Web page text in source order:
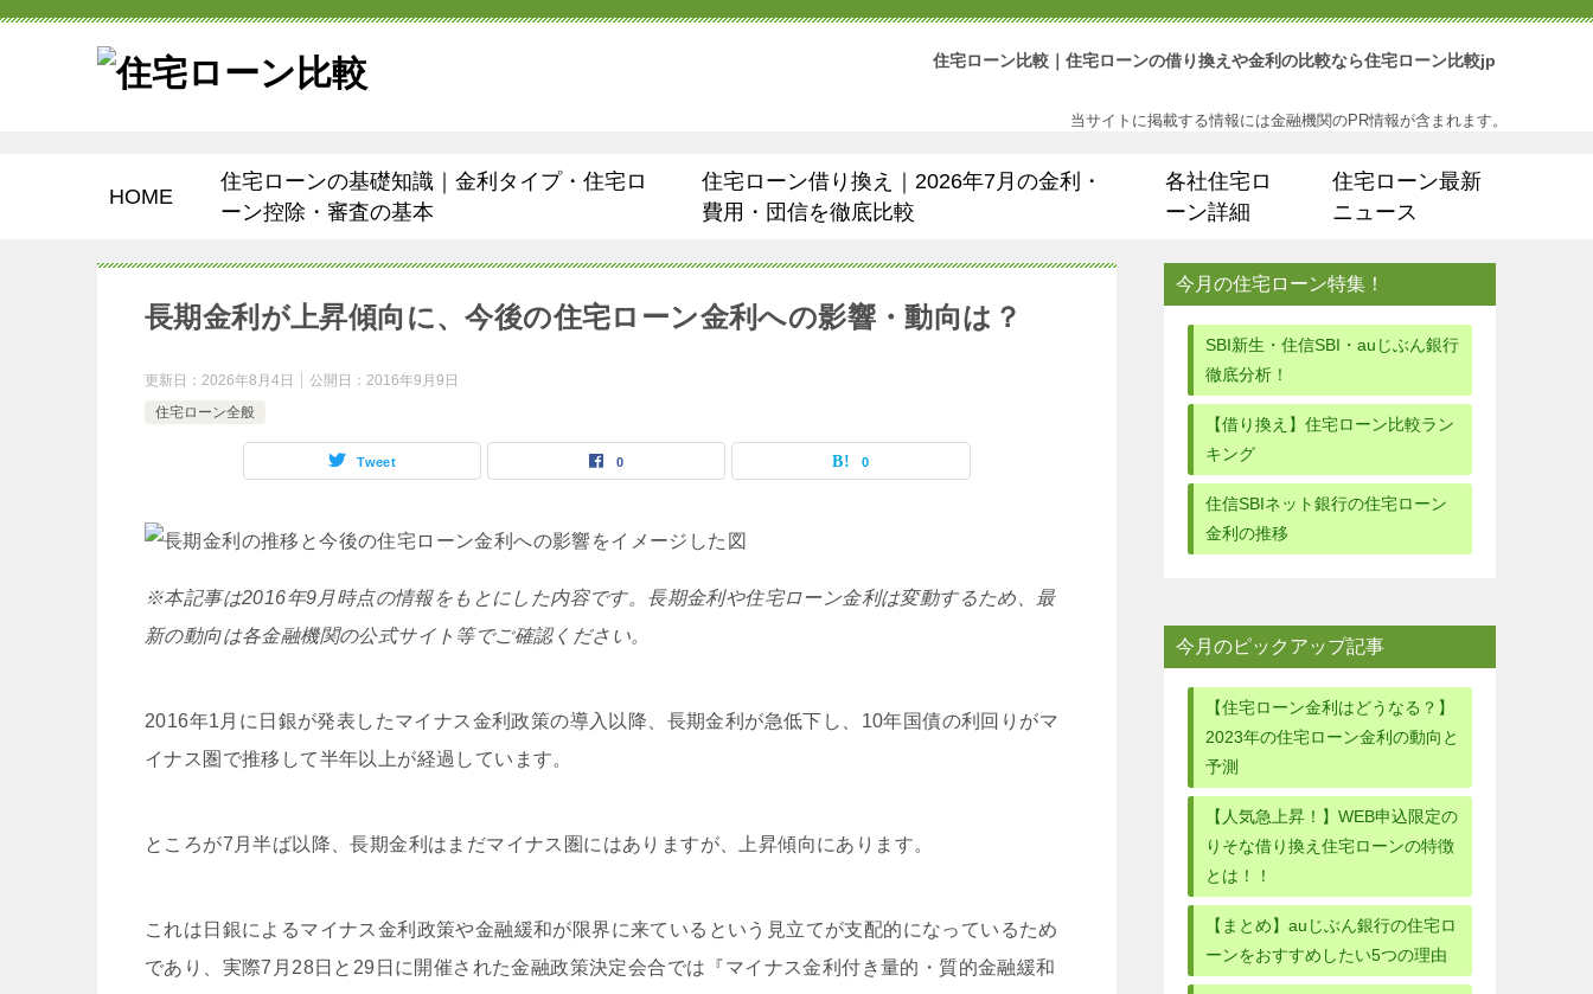
住宅ローン比較｜住宅ローンの借り換えや金利の比較なら住宅ローン比較jp
当サイトに掲載する情報には金融機関のPR情報が含まれます。
HOME
住宅ローンの基礎知識｜金利タイプ・住宅ロ
ーン控除・審査の基本
住宅ローン借り換え｜2026年7月の金利・
費用・団信を徹底比較
各社住宅ロ
ーン詳細
住宅ローン最新
ニュース
長期金利が上昇傾向に、今後の住宅ローン金利への影響・動向は？
更新日： 2026年8月4日 公開日： 2016年9月9日
住宅ローン全般
Tweet 0 0
※本記事は2016年9月時点の情報をもとにした内容です。長期金利や住宅ローン金利は変動するため、最
新の動向は各金融機関の公式サイト等でご確認ください。
2016年1月に日銀が発表したマイナス金利政策の導入以降、長期金利が急低下し、10年国債の利回りがマ
イナス圏で推移して半年以上が経過しています。
ところが7月半ば以降、長期金利はまだマイナス圏にはありますが、上昇傾向にあります。
これは日銀によるマイナス金利政策や金融緩和が限界に来ているという見立てが支配的になっているため
であり、実際7月28日と29日に開催された金融政策決定会合では『マイナス金利付き量的・質的金融緩和
今月の住宅ローン特集！
SBI新生・住信SBI・auじぶん銀行
徹底分析！
【借り換え】住宅ローン比較ラン
キング
住信SBIネット銀行の住宅ローン
金利の推移
今月のピックアップ記事
【住宅ローン金利はどうなる？】
2023年の住宅ローン金利の動向と
予測
【人気急上昇！】WEB申込限定の
りそな借り換え住宅ローンの特徴
とは！！
【まとめ】auじぶん銀行の住宅ロ
ーンをおすすめしたい5つの理由